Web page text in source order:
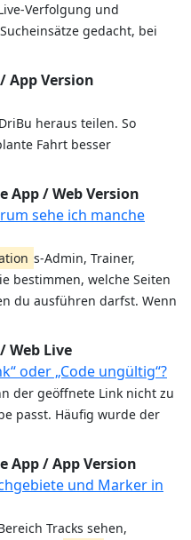
Verfolgung und
gedacht, bei
App Version
heraus teilen. So
Fahrt besser
App / Web Version
sehe ich manche
s-Admin, Trainer,
bestimmen, welche Seiten
du ausführen darfst. Wenn
Web Live
oder „Code ungültig“?
der geöffnete Link nicht zu
passt. Häufig wurde der
App / App Version
und Marker in
Tracks sehen,